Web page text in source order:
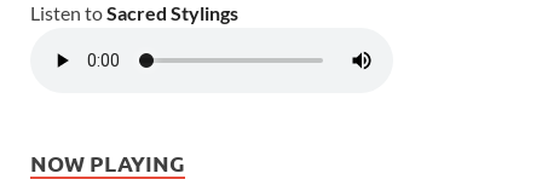
Listen toSacred Stylings
NOW PLAYING